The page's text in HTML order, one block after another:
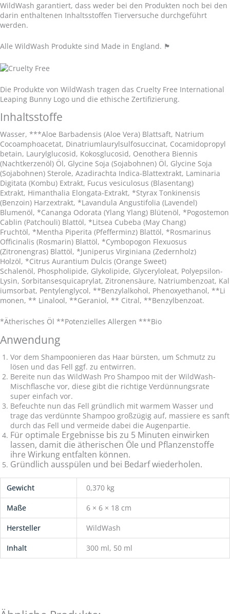
WildWash garantiert, dass weder bei den Produkten noch bei den
darin enthaltenen Inhaltsstoffen Tierversuche durchgeführt
werden.
Alle WildWash Produkte sind Made in England. 🏴󠁧󠁢󠁥󠁮󠁧󠁿
Die Produkte von WildWash tragen das Cruelty Free International
Leaping Bunny Logo und die ethische Zertifizierung.
Inhaltsstoffe
Wasser, ***Aloe Barbadensis (Aloe Vera) Blattsaft, Natrium
Cocoamphoacetat, Dinatriumlaurylsulfosuccinat, Cocamidopropyl
betain, Laurylglucosid, Kokosglucosid, Oenothera Biennis
(Nachtkerzenöl) Öl, Glycine Soja (Sojabohnen) Öl, Glycine Soja
(Sojabohnen) Sterole, Azadirachta Indica-Blattextrakt, Laminaria
Digitata (Kombu) Extrakt, Fucus vesiculosus (Blasentang)
Extrakt, Himanthalia Elongata-Extrakt, *Styrax Tonkinensis
(Benzoin) Harzextrakt, *Lavandula Angustifolia (Lavendel)
Blumenöl, *Cananga Odorata (Ylang Ylang) Blütenöl, *Pogostemon
Cablin (Patchouli) Blattöl, *Litsea Cubeba (May Chang)
Fruchtöl, *Mentha Piperita (Pfefferminz) Blattöl, *Rosmarinus
Officinalis (Rosmarin) Blattöl, *Cymbopogon Flexuosus
(Zitronengras) Blattöl, *Juniperus Virginiana (Zedernholz)
Holzöl, *Citrus Aurantium Dulcis (Orange Sweet)
Schalenöl, Phospholipide, Glykolipide, Glyceryloleat, Polyepsilon-
Lysin, Sorbitansesquicaprylat, Zitronensäure, Natriumbenzoat, Kal
iumsorbat, Pentylenglycol, **Benzylalkohol, Phenoxyethanol, **Li
monen, ** Linalool, **Geraniol, ** Citral, **Benzylbenzoat.
*Ätherisches Öl **Potenzielles Allergen ***Bio
Anwendung
Vor dem Shampoonieren das Haar bürsten, um Schmutz zu
lösen und das Fell ggf. zu entwirren.
Bereite nun das WildWash Pro Shampoo mit der WildWash-
Mischflasche vor, diese gibt die richtige Verdünnungsrate
super einfach vor.
Befeuchte nun das Fell gründlich mit warmem Wasser und
trage das verdünnte Shampoo großzügig auf, massiere es sanft
durch das Fell und vermeide dabei die Augenpartie.
Für optimale Ergebnisse bis zu 5 Minuten einwirken
lassen, damit die ätherischen Öle und Pflanzenstoffe
ihre Wirkung entfalten können.
Gründlich ausspülen und bei Bedarf wiederholen.
Gewicht 0,370 kg
Maße 6 × 6 × 18 cm
Hersteller WildWash
Inhalt 300 ml, 50 ml